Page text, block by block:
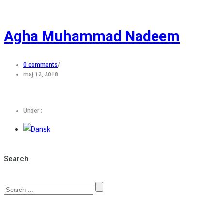
Agha Muhammad Nadeem
0 comments/
maj 12, 2018
Under :
Search